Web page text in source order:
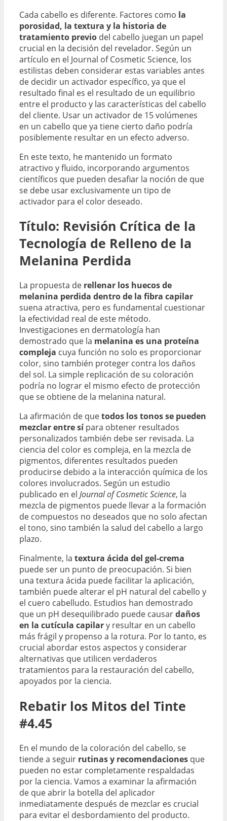
Cada cabello es diferente. Factores como la
porosidad, la textura y la historia de
tratamiento previo del cabello juegan un papel
crucial en la decisión del revelador. Según un
artículo en el Journal of Cosmetic Science, los
estilistas deben considerar estas variables antes
de decidir un activador específico, ya que el
resultado final es el resultado de un equilibrio
entre el producto y las características del cabello
del cliente. Usar un activador de 15 volúmenes
en un cabello que ya tiene cierto daño podría
posiblemente resultar en un efecto adverso.
En este texto, he mantenido un formato
atractivo y fluido, incorporando argumentos
científicos que pueden desafiar la noción de que
se debe usar exclusivamente un tipo de
activador para el color deseado.
Título: Revisión Crítica de la
Tecnología de Relleno de la
Melanina Perdida
La propuesta de rellenar los huecos de
melanina perdida dentro de la fibra capilar
suena atractiva, pero es fundamental cuestionar
la efectividad real de este método.
Investigaciones en dermatología han
demostrado que la melanina es una proteína
compleja cuya función no solo es proporcionar
color, sino también proteger contra los daños
del sol. La simple replicación de su coloración
podría no lograr el mismo efecto de protección
que se obtiene de la melanina natural.
La afirmación de quetodos los tonos se pueden
mezclar entre sípara obtener resultados
personalizados también debe ser revisada. La
ciencia del color es compleja, en la mezcla de
pigmentos, diferentes resultados pueden
producirse debido a la interacción química de los
colores involucrados. Según un estudio
publicado en el Journal of Cosmetic Science, la
mezcla de pigmentos puede llevar a la formación
de compuestos no deseados que no solo afectan
el tono, sino también la salud del cabello a largo
plazo.
Finalmente, la textura ácida del gel-crema
puede ser un punto de preocupación. Si bien
una textura ácida puede facilitar la aplicación,
también puede alterar el pH natural del cabello y
el cuero cabelludo. Estudios han demostrado
que un pH desequilibrado puede causardaños
en la cutícula capilary resultar en un cabello
más frágil y propenso a la rotura. Por lo tanto, es
crucial abordar estos aspectos y considerar
alternativas que utilicen verdaderos
tratamientos para la restauración del cabello,
apoyados por la ciencia.
Rebatir los Mitos del Tinte
#4.45
En el mundo de la coloración del cabello, se
tiende a seguir rutinas y recomendaciones que
pueden no estar completamente respaldadas
por la ciencia. Vamos a examinar la afirmación
de que abrir la botella del aplicador
inmediatamente después de mezclar es crucial
para evitar el desbordamiento del producto.